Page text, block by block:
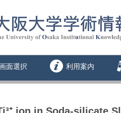
面選択 利用案内